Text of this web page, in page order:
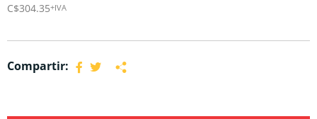
C$304.35+IVA
Compartir: